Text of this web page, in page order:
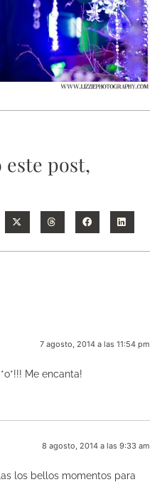
este post,
7 agosto, 2014 a las 11:54 pm
Me encanta!
8 agosto, 2014 a las 9:33 am
los bellos momentos para